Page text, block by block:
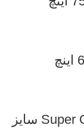
تلویزیون اسنوا مدل سورنا Super QLED سایز